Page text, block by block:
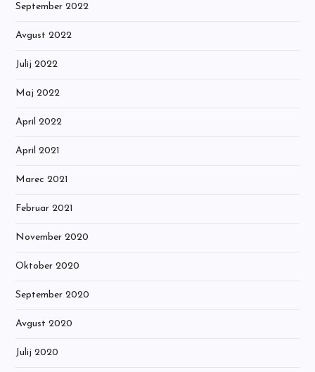
September 2022
Avgust 2022
Julij 2022
Maj 2022
April 2022
April 2021
Marec 2021
Februar 2021
November 2020
Oktober 2020
September 2020
Avgust 2020
Julij 2020